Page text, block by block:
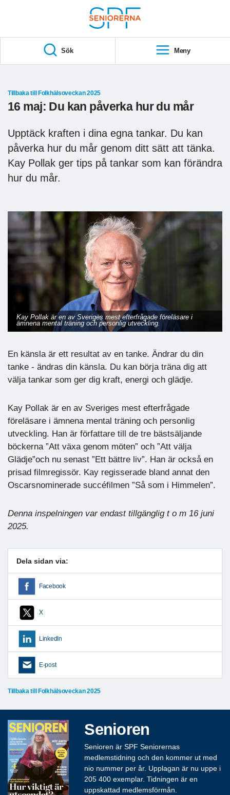
S
A
Sök Meny
Tillbaka till Folkhälsoveckan 2025
16 maj: Du kan påverka hur du mår
Upptäck kraften i dina egna tankar. Du kan
påverka hur du mår genom ditt sätt att tänka.
Kay Pollak ger tips på tankar som kan förändra
hur du mår.
Kay Pollak är en av Sveriges mest efterfrågade föreläsare i
ämnena mental träning och personlig utveckling.
En känsla är ett resultat av en tanke. Ändrar du din
tanke - ändras din känsla. Du kan börja träna dig att
välja tankar som ger dig kraft, energi och glädje.
Kay Pollak är en av Sveriges mest efterfrågade
föreläsare i ämnena mental träning och personlig
utveckling. Han är författare till de tre bästsäljande
böckerna ”Att växa genom möten” och ”Att välja
Glädje”och nu senast ”Ett bättre liv”. Han är också en
prisad filmregissör. Kay regisserade bland annat den
Oscarsnominerade succéfilmen ”Så som i Himmelen”.
Denna inspelningen var endast tillgänglig t o m 16 juni
2025.
Dela sidan via:
Facebook
X
LinkedIn
E-post
Tillbaka till Folkhälsoveckan 2025
Senioren
Senioren är SPF Seniorernas
medlemstidning och den kommer ut med
nio nummer per år. Upplagan är nu uppe i
205 400 exemplar. Tidningen är en
uppskattad medlemsförmån.